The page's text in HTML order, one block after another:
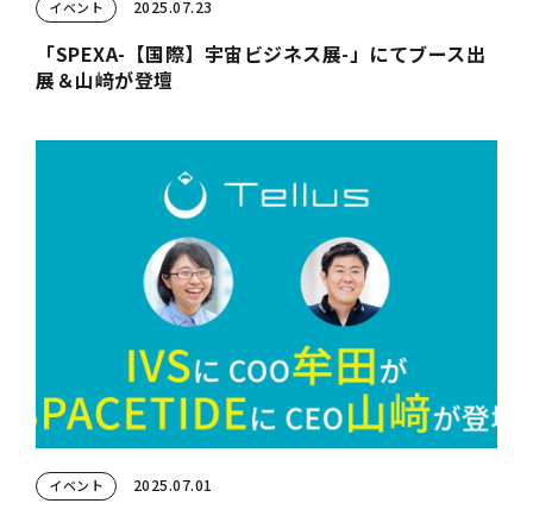
イベント 2025.07.23
「SPEXA-【国際】宇宙ビジネス展-」にてブース出
展＆山﨑が登壇
イベント 2025.07.01